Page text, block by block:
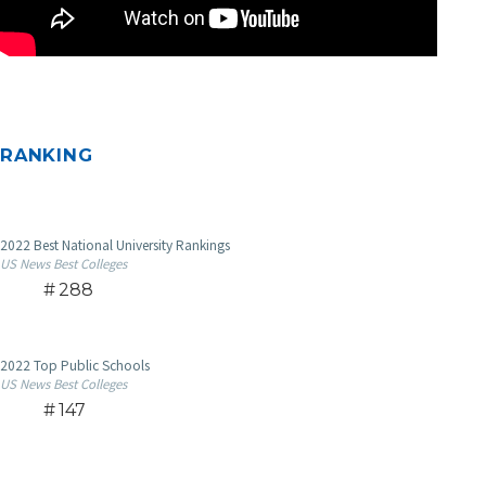
RANKING
2022 Best National University Rankings
US News Best Colleges
288
2022 Top Public Schools
US News Best Colleges
147